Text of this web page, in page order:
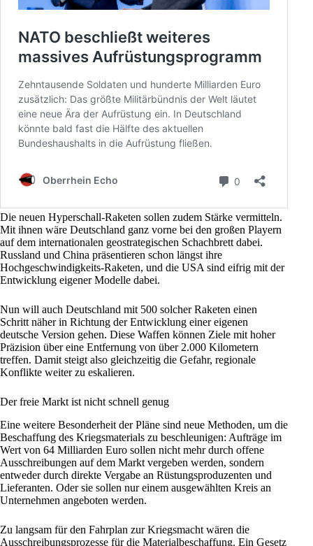
Die neuen Hyperschall-Raketen sollen zudem Stärke vermitteln.
Mit ihnen wäre Deutschland ganz vorne bei den großen Playern
auf dem internationalen geostrategischen Schachbrett dabei.
Russland und China präsentieren schon längst ihre
Hochgeschwindigkeits-Raketen, und die USA sind eifrig mit der
Entwicklung eigener Modelle dabei.
Nun will auch Deutschland mit 500 solcher Raketen einen
Schritt näher in Richtung der Entwicklung einer eigenen
deutsche Version gehen. Diese Waffen können Ziele mit hoher
Präzision über eine Entfernung von über 2.000 Kilometern
treffen. Damit steigt also gleichzeitig die Gefahr, regionale
Konflikte weiter zu eskalieren.
Der freie Markt ist nicht schnell genug
Eine weitere Besonderheit der Pläne sind neue Methoden, um die
Beschaffung des Kriegsmaterials zu beschleunigen: Aufträge im
Wert von 64 Milliarden Euro sollen nicht mehr durch offene
Ausschreibungen auf dem Markt vergeben werden, sondern
entweder durch direkte Vergabe an Rüstungsproduzenten und
Lieferanten. Oder sie sollen nur einem ausgewählten Kreis an
Unternehmen angeboten werden.
Zu langsam für den Fahrplan zur Kriegsmacht wären die
Ausschreibungsprozesse für die Materialbeschaffung. Ein Gesetz